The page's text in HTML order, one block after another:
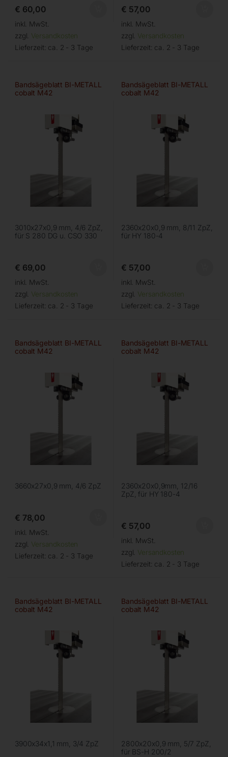
€ 60,00
inkl. MwSt.
zzgl. Versandkosten
Lieferzeit: ca. 2 - 3 Tage
€ 57,00
inkl. MwSt.
zzgl. Versandkosten
Lieferzeit: ca. 2 - 3 Tage
Bandsägeblatt BI-METALL
cobalt M42
3010x27x0,9 mm, 4/6 ZpZ,
für S 280 DG u. CSO 330
€ 69,00
inkl. MwSt.
zzgl. Versandkosten
Lieferzeit: ca. 2 - 3 Tage
Bandsägeblatt BI-METALL
cobalt M42
2360x20x0,9 mm, 8/11 ZpZ,
für HY 180-4
€ 57,00
inkl. MwSt.
zzgl. Versandkosten
Lieferzeit: ca. 2 - 3 Tage
Bandsägeblatt BI-METALL
cobalt M42
3660x27x0,9 mm, 4/6 ZpZ
€ 78,00
inkl. MwSt.
zzgl. Versandkosten
Lieferzeit: ca. 2 - 3 Tage
Bandsägeblatt BI-METALL
cobalt M42
2360x20x0,9mm, 12/16
ZpZ, für HY 180-4
€ 57,00
inkl. MwSt.
zzgl. Versandkosten
Lieferzeit: ca. 2 - 3 Tage
Bandsägeblatt BI-METALL
cobalt M42
3900x34x1,1 mm, 3/4 ZpZ
Bandsägeblatt BI-METALL
cobalt M42
2800x20x0,9 mm, 5/7 ZpZ,
für BS-H 200/2